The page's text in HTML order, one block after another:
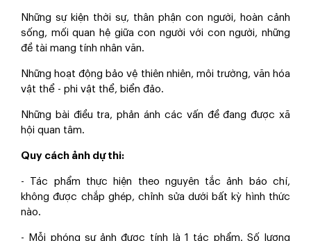
Những sự kiện thời sự, thân phận con người, hoàn cảnh
sống, mối quan hệ giữa con người với con người, những
đề tài mang tính nhân văn.
Những hoạt động bảo vệ thiên nhiên, môi trường, văn hóa
vật thể - phi vật thể, biển đảo.
Những bài điều tra, phản ánh các vấn đề đang được xã
hội quan tâm.
Quy cách ảnh dự thi:
- Tác phẩm thực hiện theo nguyên tắc ảnh báo chí,
không được chắp ghép, chỉnh sửa dưới bất kỳ hình thức
nào.
- Mỗi phóng sự ảnh được tính là 1 tác phẩm. Số lượng